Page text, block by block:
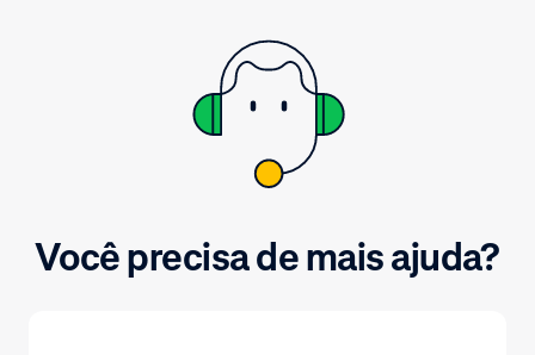
POS, reduzindo filas e evitando a
perda de vendas por filas longas.
Você precisa de mais ajuda?